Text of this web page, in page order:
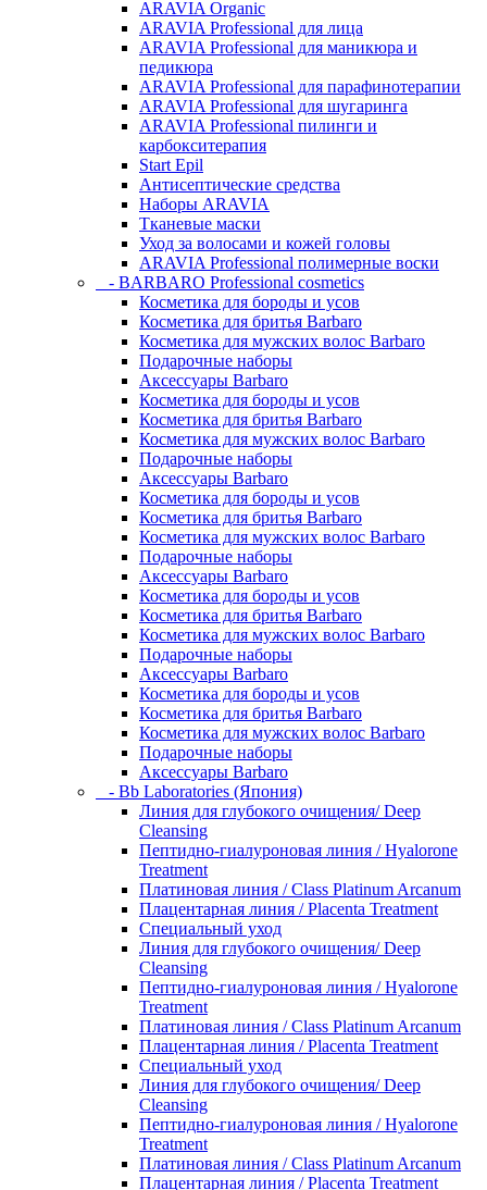
ARAVIA Organic
ARAVIA Professional для лица
ARAVIA Professional для маникюра и
педикюра
ARAVIA Professional для парафинотерапии
ARAVIA Professional для шугаринга
ARAVIA Professional пилинги и
карбокситерапия
Start Epil
Антисептические средства
Наборы ARAVIA
Тканевые маски
Уход за волосами и кожей головы
ARAVIA Professional полимерные воски
- BARBARO Professional cosmetics
Косметика для бороды и усов
Косметика для бритья Barbaro
Косметика для мужских волос Barbaro
Подарочные наборы
Аксессуары Barbaro
Косметика для бороды и усов
Косметика для бритья Barbaro
Косметика для мужских волос Barbaro
Подарочные наборы
Аксессуары Barbaro
Косметика для бороды и усов
Косметика для бритья Barbaro
Косметика для мужских волос Barbaro
Подарочные наборы
Аксессуары Barbaro
Косметика для бороды и усов
Косметика для бритья Barbaro
Косметика для мужских волос Barbaro
Подарочные наборы
Аксессуары Barbaro
Косметика для бороды и усов
Косметика для бритья Barbaro
Косметика для мужских волос Barbaro
Подарочные наборы
Аксессуары Barbaro
- Bb Laboratories (Япония)
Линия для глубокого очищения/ Deep
Cleansing
Пептидно-гиалуроновая линия / Hyalorone
Treatment
Платиновая линия / Class Platinum Arcanum
Плацентарная линия / Placenta Treatment
Специальный уход
Линия для глубокого очищения/ Deep
Cleansing
Пептидно-гиалуроновая линия / Hyalorone
Treatment
Платиновая линия / Class Platinum Arcanum
Плацентарная линия / Placenta Treatment
Специальный уход
Линия для глубокого очищения/ Deep
Cleansing
Пептидно-гиалуроновая линия / Hyalorone
Treatment
Платиновая линия / Class Platinum Arcanum
Плацентарная линия / Placenta Treatment